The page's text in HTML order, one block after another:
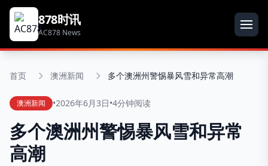
878时讯
AC878 News
首页 澳洲新闻 多个澳洲州警惕暴风雪和异常高潮
澳洲新闻 •2026年6月3日•4分钟阅读
多个澳洲州警惕暴风雪和异常
高潮